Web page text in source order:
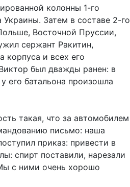
колонны 1-го
Затем в составе 2-го
Восточной Пруссии,
сержант Ракитин,
корпуса и всех его
был дважды ранен: в
его батальона произошла
такая, что за автомобилем
письмо: наша
приказ: привести в
спирт поставили, нарезали
с ними очень хорошо